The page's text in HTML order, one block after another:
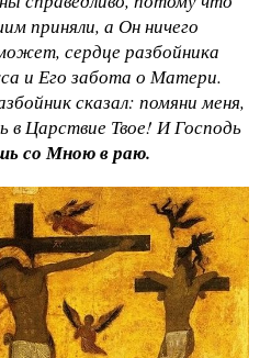
приняли, а Он ничего
сердце разбойника
и Его забота о Матери.
сказал: помяни меня,
в Царствие Твое! И Господь
со Мною в раю.